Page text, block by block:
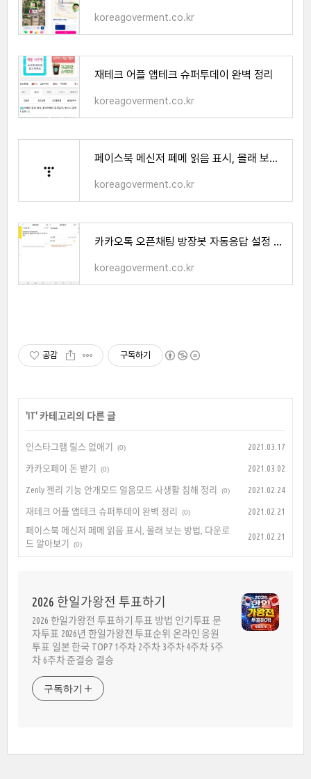
koreagoverment.co.kr
재테크 어플 앱테크 슈퍼투데이 완벽 정리
koreagoverment.co.kr
페이스북 메신저 페메 읽음 표시, 몰래 보는 방법, 다운로드 알아보기
koreagoverment.co.kr
카카오톡 오픈채팅 방장봇 자동응답 설정 방법 알아보기
koreagoverment.co.kr
공감 구독하기
'IT' 카테고리의 다른 글
인스타그램 릴스 없애기 (0) 2021.03.17
카카오페이 돈 받기 (0) 2021.03.02
Zenly 젠리 기능 안개모드 얼음모드 사생활 침해 정리 (0) 2021.02.24
재테크 어플 앱테크 슈퍼투데이 완벽 정리 (0)
2021.02.21
페이스북 메신저 페메 읽음 표시, 몰래 보는 방법, 다운로
드 알아보기
(0)
2021.02.21
2026 한일가왕전 투표하기
2026 한일가왕전 투표하기 투표 방법 인기투표 문
자투표 2026년 한일가왕전 투표순위 온라인 응원
투표 일본 한국 TOP7 1주차 2주차 3주차 4주차 5주
차 6주차 준결승 결승
구독하기